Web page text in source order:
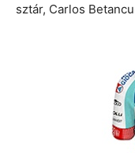
sztár, Carlos